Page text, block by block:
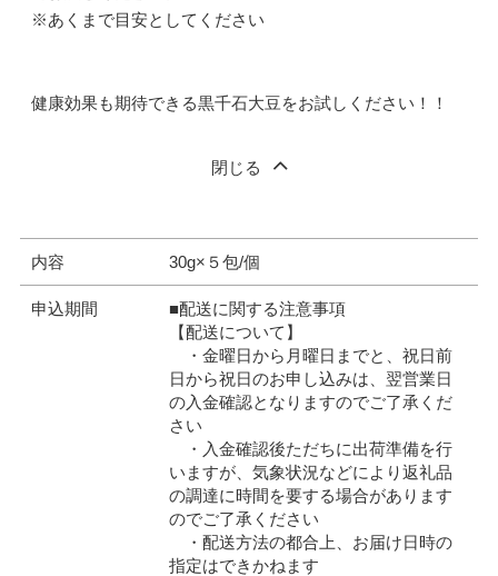
※あくまで目安としてください
健康効果も期待できる黒千石大豆をお試しください！！
閉じる
内容 30g×５包/個
申込期間
■配送に関する注意事項
【配送について】
・金曜日から月曜日までと、祝日前
日から祝日のお申し込みは、翌営業日
の入金確認となりますのでご了承くだ
さい
・入金確認後ただちに出荷準備を行
いますが、気象状況などにより返礼品
の調達に時間を要する場合があります
のでご了承ください
・配送方法の都合上、お届け日時の
指定はできかねます